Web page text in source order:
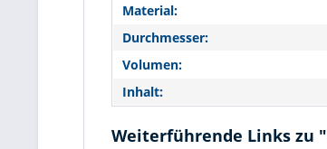
Material:
Durchmesser:
Volumen:
Inhalt:
Weiterführende Links zu